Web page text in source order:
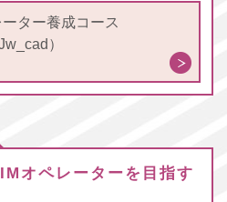
ター養成コース
Jw_cad）
オペレーターを目指す